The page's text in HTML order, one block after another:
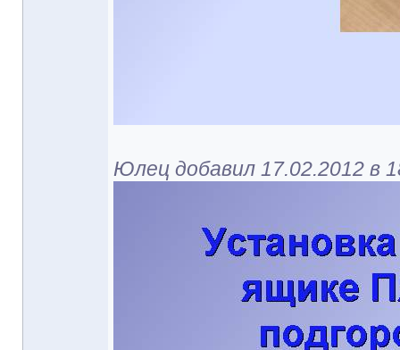
Юлец добавил 17.02.2012 в